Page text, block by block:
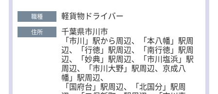
発
▼店舗へ到着、運び入れして空の折り
たたみコンテナ・カート回収
▼計3～5店舗程へ配送
▼退勤
＜作業量に応じた手当の充実＞
時間外手当、運転手当等の支給があり
ます。
職種 軽貨物ドライバー
住所 千葉県市川市
「市川」駅から周辺、「本八幡」駅周
辺、「行徳」駅周辺、「南行徳」駅周
辺、「妙典」駅周辺、「市川塩浜」駅
周辺、「市川大野」駅周辺、京成八
幡」駅周辺、
「国府台」駅周辺、「北国分」駅周